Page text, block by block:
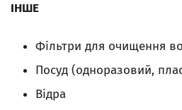
ІНШЕ
Фільтри для очищення
Посуд (одноразовий,
Відра